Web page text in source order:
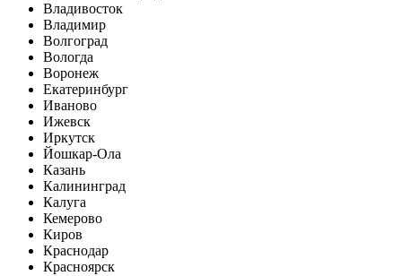
Владивосток
Владимир
Волгоград
Вологда
Воронеж
Екатеринбург
Иваново
Ижевск
Иркутск
Йошкар-Ола
Казань
Калининград
Калуга
Кемерово
Киров
Краснодар
Красноярск